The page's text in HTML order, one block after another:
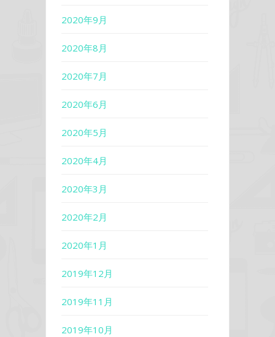
2020年9月
2020年8月
2020年7月
2020年6月
2020年5月
2020年4月
2020年3月
2020年2月
2020年1月
2019年12月
2019年11月
2019年10月